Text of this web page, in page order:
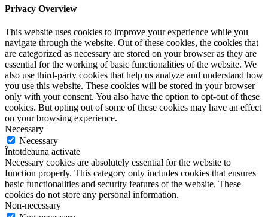
Privacy Overview
This website uses cookies to improve your experience while you
navigate through the website. Out of these cookies, the cookies that
are categorized as necessary are stored on your browser as they are
essential for the working of basic functionalities of the website. We
also use third-party cookies that help us analyze and understand how
you use this website. These cookies will be stored in your browser
only with your consent. You also have the option to opt-out of these
cookies. But opting out of some of these cookies may have an effect
on your browsing experience.
Necessary
Necessary
Întotdeauna activate
Necessary cookies are absolutely essential for the website to
function properly. This category only includes cookies that ensures
basic functionalities and security features of the website. These
cookies do not store any personal information.
Non-necessary